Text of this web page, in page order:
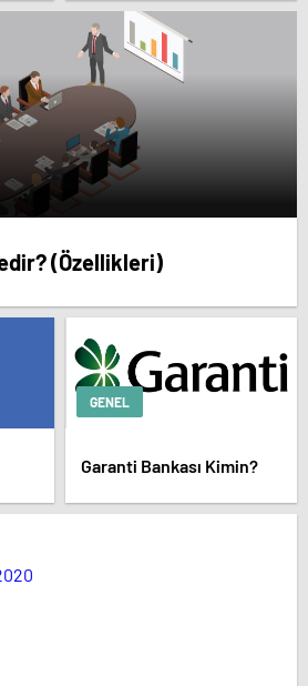
(Özellikleri)
GENEL
Garanti Bankası Kimin?